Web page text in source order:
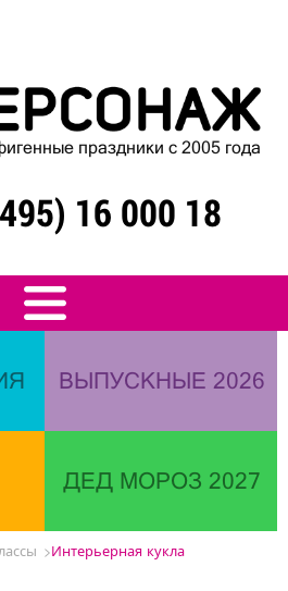
праздники с 2005 года
16 000 18
ВЫПУСКНЫЕ 2026
ДЕД МОРОЗ 2027
Интерьерная кукла